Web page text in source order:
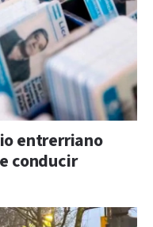
entrerriano
conducir